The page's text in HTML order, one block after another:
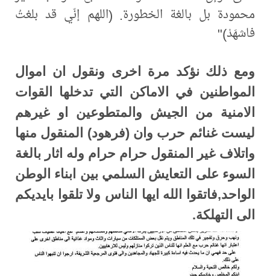
محمودة بل بالغة الخطورة. (اللهم إنّي قد بلغتُ
فاشهَدْ)"
ومع ذلك نؤكد مرة اخرى ونقول ان اموال
المواطنين في الاماكن التي تدخلها القوات
الامنية من الجيش والمتطوعين او غيرهم
ليست غنائم حرب وان (فرهود) المنقول منها
واتلاف غير المنقول حرام حرام وله اثار بالغة
السوء على التعايش السلمي بين ابناء الوطن
الواحد,فاتقوا الله ايها الناس ولا تلقوا بايديكم
الى التهلكة.